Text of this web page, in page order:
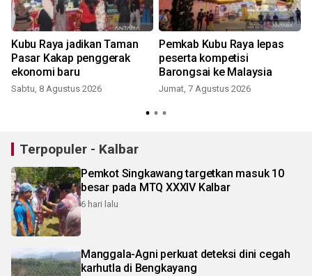
Kubu Raya jadikan Taman
Pasar Kakap penggerak
ekonomi baru
Sabtu, 8 Agustus 2026
Pemkab Kubu Raya lepas
peserta kompetisi
Barongsai ke Malaysia
Jumat, 7 Agustus 2026
Terpopuler - Kalbar
Pemkot Singkawang targetkan masuk 10
besar pada MTQ XXXIV Kalbar
6 hari lalu
Manggala-Agni perkuat deteksi dini cegah
karhutla di Bengkayang